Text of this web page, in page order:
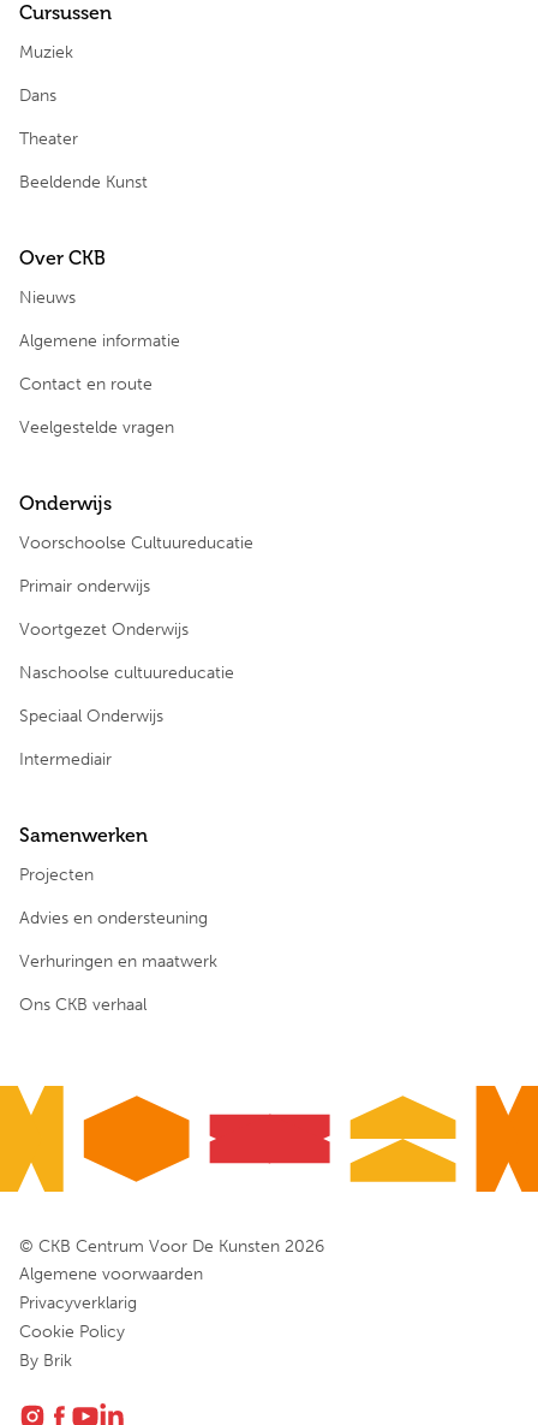
Cursussen
Muziek
Dans
Theater
Beeldende Kunst
Over CKB
Nieuws
Algemene informatie
Contact en route
Veelgestelde vragen
Onderwijs
Voorschoolse Cultuureducatie
Primair onderwijs
Voortgezet Onderwijs
Naschoolse cultuureducatie
Speciaal Onderwijs
Intermediair
Samenwerken
Projecten
Advies en ondersteuning
Verhuringen en maatwerk
Ons CKB verhaal
© CKB Centrum Voor De Kunsten 2026
Algemene voorwaarden
Privacyverklarig
Cookie Policy
By Brik